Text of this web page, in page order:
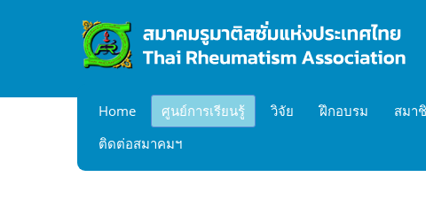
Home ศูนย์การเรียนรู้ วิจัย ฝึกอบรม สมา
ติดต่อสมาคมฯ